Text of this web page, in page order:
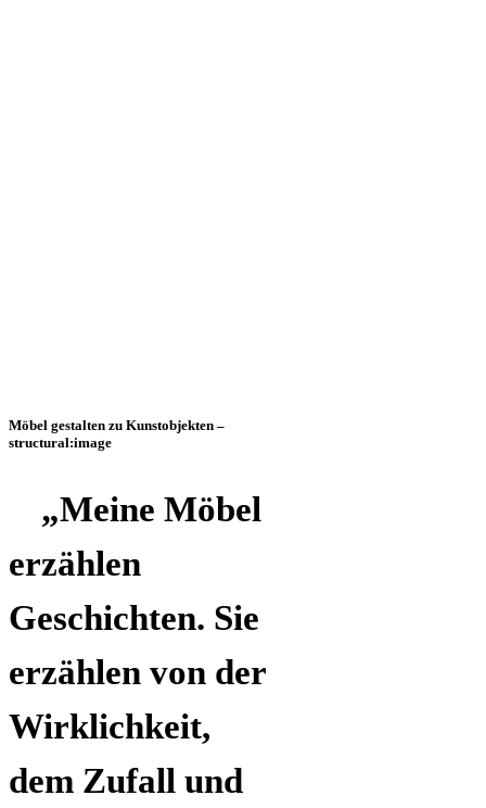
Möbel gestalten zu Kunstobjekten –
structural:image
„Meine Möbel
erzählen
Geschichten. Sie
erzählen von der
Wirklichkeit,
dem Zufall und